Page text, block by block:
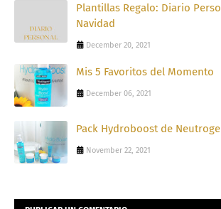
Plantillas Regalo: Diario
Navidad
December 20, 2021
Mis 5 Favoritos del Momento
December 06, 2021
Pack Hydroboost de
November 22, 2021